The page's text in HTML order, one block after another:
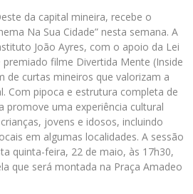
da capital mineira, recebe o
Na Sua Cidade” nesta semana. A
João Ayres, com o apoio da Lei
filme Divertida Mente (Inside
de curtas mineiros que valorizam a
Com pipoca e estrutura completa de
promove uma experiência cultural
jovens e idosos, incluindo
em algumas localidades. A sessão
quinta-feira, 22 de maio, às 17h30,
que será montada na Praça Amadeo